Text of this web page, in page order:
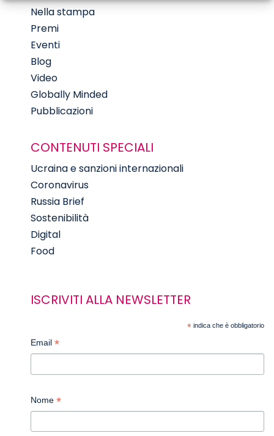
Nella stampa
Premi
Eventi
Blog
Video
Globally Minded
Pubblicazioni
CONTENUTI SPECIALI
Ucraina e sanzioni internazionali
Coronavirus
Russia Brief
Sostenibilità
Digital
Food
ISCRIVITI ALLA NEWSLETTER
* indica che è obbligatorio
Email *
Nome *